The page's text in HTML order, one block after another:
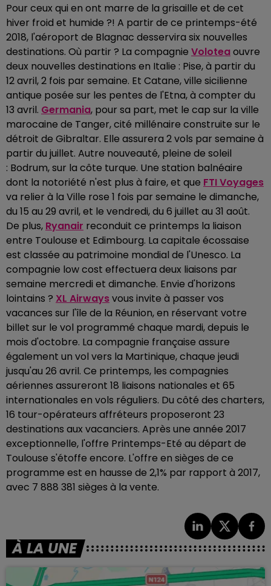
Pour ceux qui en ont marre de la grisaille et de cet
hiver froid et humide ?! A partir de ce printemps-été
2018, l'aéroport de Blagnac desservira six nouvelles
destinations. Où partir ? La compagnie Voloteaouvre
deux nouvelles destinations en Italie : Pise, à partir du
12 avril, 2 fois par semaine. Et Catane, ville sicilienne
antique posée sur les pentes de l'Etna, à compter du
13 avril. Germania, pour sa part, met le cap sur la ville
marocaine de Tanger, cité millénaire construite sur le
détroit de Gibraltar. Elle assurera 2 vols par semaine à
partir du juillet. Autre nouveauté, pleine de soleil
: Bodrum, sur la côte turque. Une station balnéaire
dont la notoriété n'est plus à faire, et que FTI Voyages
va relier à la Ville rose 1 fois par semaine le dimanche,
du 15 au 29 avril, et le vendredi, du 6 juillet au 31 août.
De plus, Ryanair reconduit ce printemps la liaison
entre Toulouse et Edimbourg. La capitale écossaise
est classée au patrimoine mondial de l'Unesco. La
compagnie low cost effectuera deux liaisons par
semaine mercredi et dimanche. Envie d'horizons
lointains ? XL Airwaysvous invite à passer vos
vacances sur l'île de la Réunion, en réservant votre
billet sur le vol programmé chaque mardi, depuis le
mois d'octobre. La compagnie française assure
également un vol vers la Martinique, chaque jeudi
jusqu'au 26 avril. Ce printemps, les compagnies
aériennes assureront 18 liaisons nationales et 65
internationales en vols réguliers. Du côté des charters,
16 tour-opérateurs affréteurs proposeront 23
destinations aux vacanciers. Après une année 2017
exceptionnelle, l'offre Printemps-Eté au départ de
Toulouse s'étoffe encore. L'offre en sièges de ce
programme est en hausse de 2,1% par rapport à 2017,
avec 7 888 381 sièges à la vente.
À LA UNE